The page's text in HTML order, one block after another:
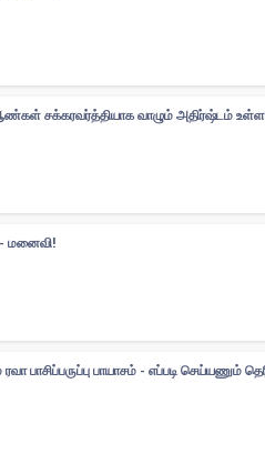
சக்கரவர்த்தியாக வாழும் அதிர்ஷ்டம்
மனைவி!
பாயாசம் - எப்படி செய்யணும்